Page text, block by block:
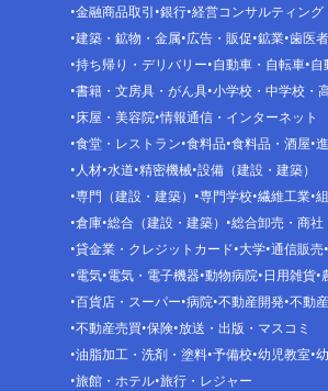
金融商品取引 銀行 経営コンサルティング
建築・鉱物・金属 広告・販促 鉱業 歯医者
持ち帰り・デリバリー 自動車・自転車 自
書籍・文房具・がん具 小学校・中学校・
床屋・美容院 情報通信・インターネット
食堂・レストラン 食料品 食料品・酒屋
人材 水道 精密機械 設備（建設・建築）
専門（建設・建築）
専門学校 繊維工業
倉庫 総合（建設・建築）
総合卸売・商社
貸金業・クレジットカード 大学 通信販売
電気 電気・電子機器 動物病院 日用雑貨
百貨店・スーパー 病院 不動産開発 不動
不動産売買 保険 放送・出版・マスコミ
油脂加工・洗剤・塗料 予備校 幼児教室
旅館・ホテル 旅行・レジャー